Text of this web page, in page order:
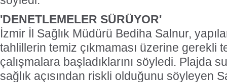
'DENETLEMELER SÜRÜYOR'
İzmir İl Sağlık Müdürü Bediha Salnur,
tahlillerin temiz çıkmaması üzerine gerekli
çalışmalara başladıklarını söyledi. Plajda
sağlık açısından riskli olduğunu söyleyen